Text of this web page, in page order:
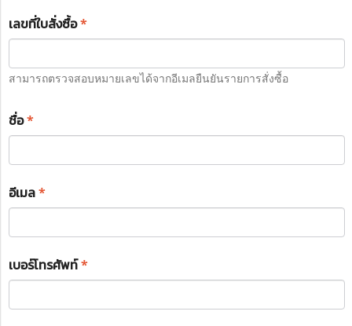
เลขที่ใบสั่งซื้อ*
สามารถตรวจสอบหมายเลขได้จากอีเมลยืนยันรายการสั่งซื้อ
ชื่อ*
อีเมล*
เบอร์โทรศัพท์*